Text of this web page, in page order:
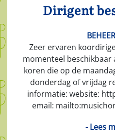
Dirigent
Zeer ervaren
momenteel
koren die op de
donderdag of vrijdag
informatie: website:
email:
- Lees